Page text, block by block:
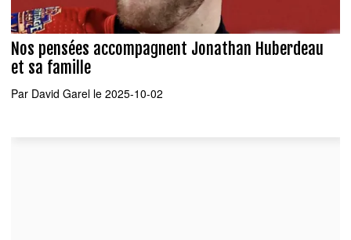
Nos pensées accompagnent Jonathan Huberdeau
et sa famille
Par David Garel le 2025-10-02